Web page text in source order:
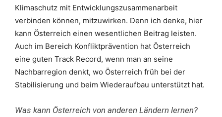
Klimaschutz mit Entwicklungszusammenarbeit
verbinden können, mitzuwirken. Denn ich denke, hier
kann Österreich einen wesentlichen Beitrag leisten.
Auch im Bereich Konfliktprävention hat Österreich
eine guten Track Record, wenn man an seine
Nachbarregion denkt, wo Österreich früh bei der
Stabilisierung und beim Wiederaufbau unterstützt hat.
Was kann Österreich von anderen Ländern lernen?